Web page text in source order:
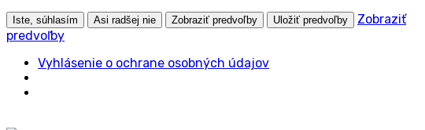
Iste, súhlasím Asi radšej nie Zobraziť predvoľby Uložiť predvoľby
Zobraziť
predvoľby
Vyhlásenie o ochrane osobných údajov